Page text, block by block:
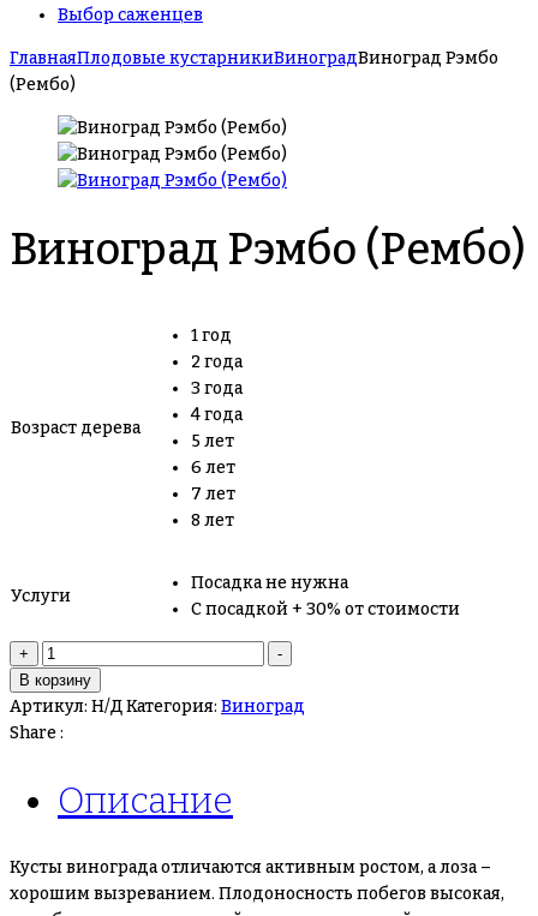
Выбор саженцев
ГлавнаяПлодовые кустарникиВиноградВиноград Рэмбо
(Рембо)
Виноград Рэмбо (Рембо)
Возраст дерева
1 год
2 года
3 года
4 года
5 лет
6 лет
7 лет
8 лет
Услуги
Посадка не нужна
С посадкой + 30% от стоимости
+
Количество
товара
Виноград
Рэмбо
-
В корзину
Артикул: Н/ДКатегория: Виноград
Share :
Описание
Кусты винограда отличаются активным ростом, а лоза –
хорошим вызреванием. Плодоносность побегов высокая,